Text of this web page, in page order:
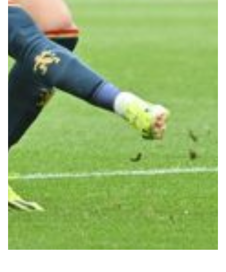
Robe di Kappa x Genoa
Vintage Collection
Red&Blue Voices
Accessori
Outlet
Caffè Boasi x Genoa
Helan x Genoa